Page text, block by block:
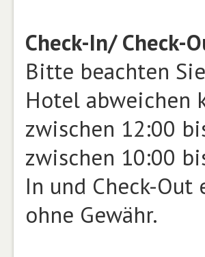
Check-In/ Check-
Bitte beachten
Hotel abweichen
zwischen 12:00
zwischen 10:00
In und Check-Out
ohne Gewähr.